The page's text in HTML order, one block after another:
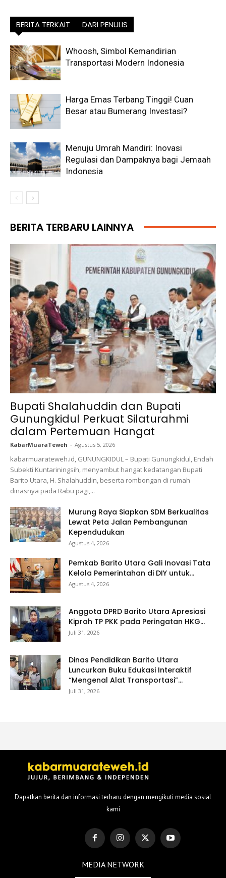
BERITA TERKAIT DARI PENULIS
Whoosh, Simbol Kemandirian
Transportasi Modern Indonesia
Harga Emas Terbang Tinggi! Cuan
Besar atau Bumerang Investasi?
Menuju Umrah Mandiri: Inovasi
Regulasi dan Dampaknya bagi Jemaah
Indonesia
BERITA TERBARU LAINNYA
Bupati Shalahuddin dan Bupati
Gunungkidul Perkuat Silaturahmi
dalam Pertemuan Hangat
KabarMuaraTeweh - Agustus 5, 2026
kabarmuarateweh.id, GUNUNGKIDUL – Bupati Gunungkidul, Endah
Subekti Kuntariningsih, menyambut hangat kedatangan Bupati
Barito Utara, H. Shalahuddin, beserta rombongan di rumah
dinasnya pada Rabu pagi,...
Murung Raya Siapkan SDM Berkualitas
Lewat Peta Jalan Pembangunan
Kependudukan
Agustus 4, 2026
Pemkab Barito Utara Gali Inovasi Tata
Kelola Pemerintahan di DIY untuk...
Agustus 4, 2026
Anggota DPRD Barito Utara Apresiasi
Kiprah TP PKK pada Peringatan HKG...
Juli 31, 2026
Dinas Pendidikan Barito Utara
Luncurkan Buku Edukasi Interaktif
“Mengenal Alat Transportasi”...
Juli 31, 2026
Dapatkan berita dan informasi terbaru dengan mengikuti media sosial
kami
MEDIA NETWORK